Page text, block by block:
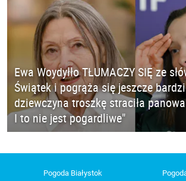
Ewa Woydyłło TŁUMACZY SIĘ ze
Świątek i pogrąża się jeszcze
dziewczyna troszkę straciła
I to nie jest pogardliwe"
Pogoda Białystok